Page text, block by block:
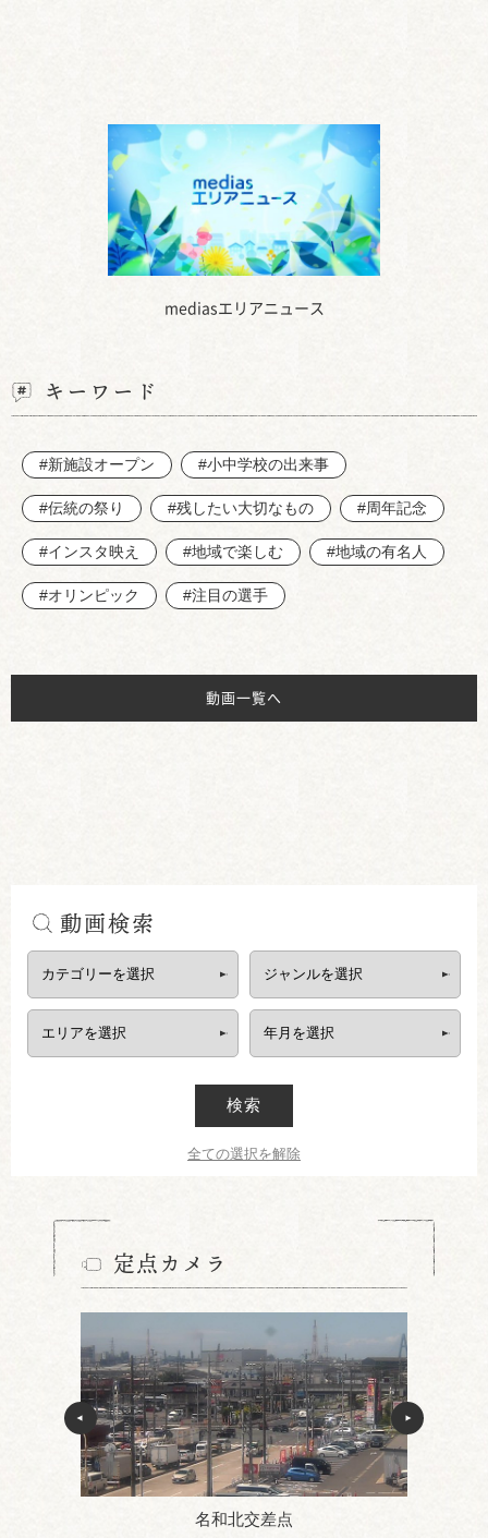
mediasエリアニュース
キーワード
#新施設オープン #小中学校の出来事
#伝統の祭り #残したい大切なもの #周年記念
#インスタ映え #地域で楽しむ #地域の有名人
#オリンピック #注目の選手
動画一覧へ
動画検索
検索
全ての選択を解除
定点カメラ
名和北交差点